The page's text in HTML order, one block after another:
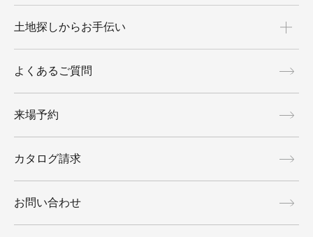
土地探しからお手伝い
よくあるご質問
来場予約
カタログ請求
お問い合わせ